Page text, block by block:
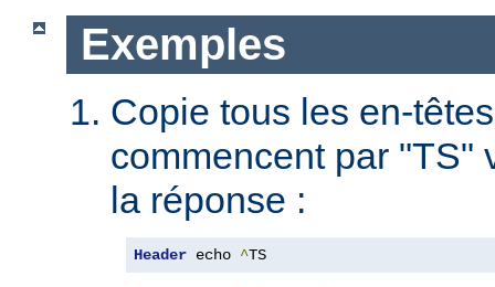
Exemples
Copie tous les en-
commencent par "TS"
la réponse :
Header echo ^TS